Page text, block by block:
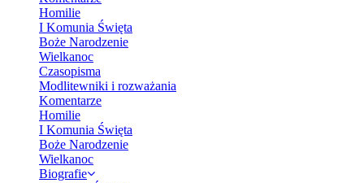
Homilie
I Komunia Święta
Boże Narodzenie
Wielkanoc
Czasopisma
Modlitewniki i rozważania
Komentarze
Homilie
I Komunia Święta
Boże Narodzenie
Wielkanoc
Biografie